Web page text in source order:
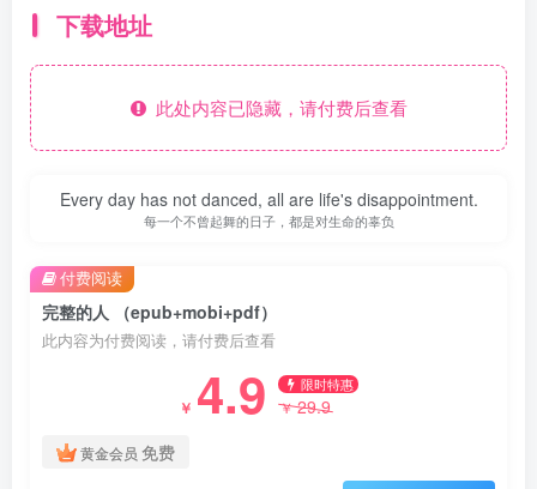
下载地址
此处内容已隐藏，请付费后查看
Every day has not danced, all are life's disappointment.
每一个不曾起舞的日子，都是对生命的辜负
完整的人 （epub+mobi+pdf）
此内容为付费阅读，请付费后查看
￥ 4.9 限时特惠
￥29.9
黄金会员 免费
付费阅读